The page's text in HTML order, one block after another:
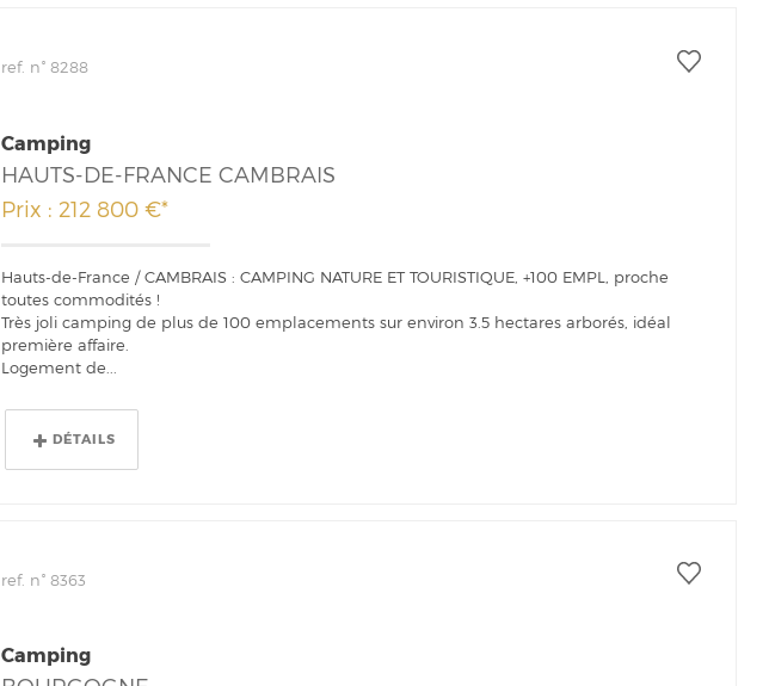
ref. n° 8288
Camping
HAUTS-DE-FRANCE CAMBRAIS
Prix : 212 800 €*
Hauts-de-France / CAMBRAIS : CAMPING NATURE ET TOURISTIQUE, +100 EMPL, proche
toutes commodités !
Très joli camping de plus de 100 emplacements sur environ 3.5 hectares arborés, idéal
première affaire.
Logement de...
DÉTAILS
ref. n° 8363
Camping